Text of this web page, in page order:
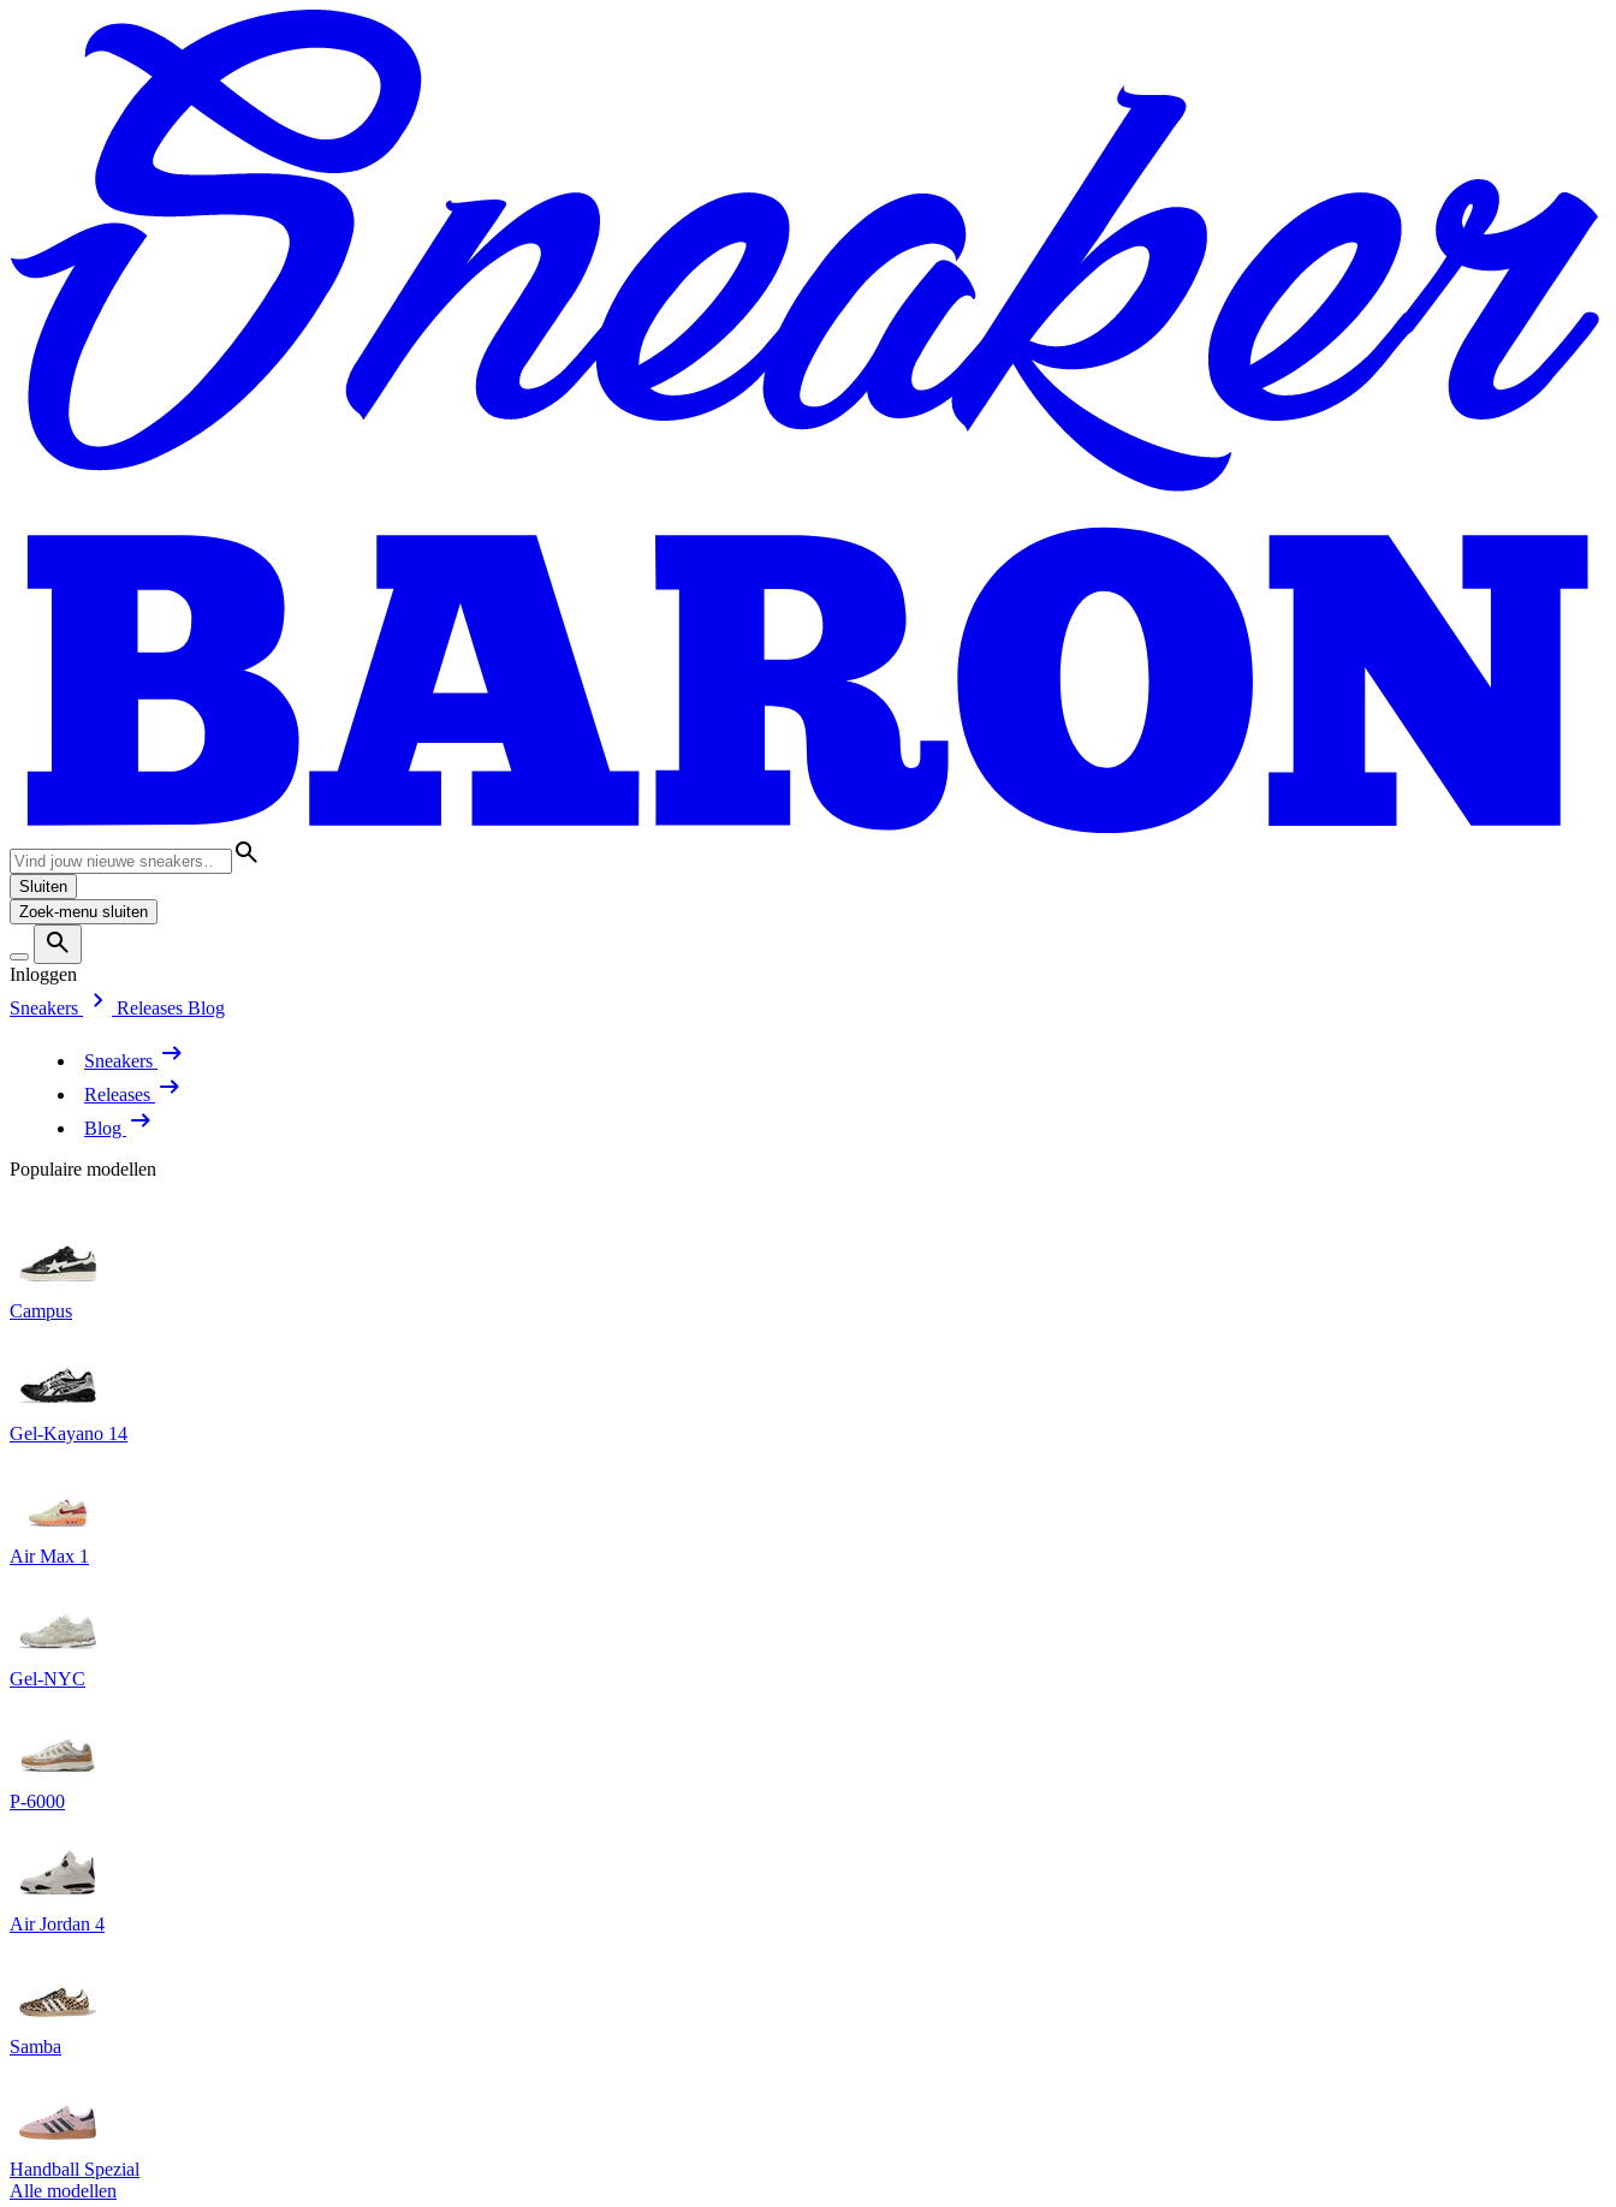
Sluiten
Zoek-menu sluiten
Inloggen
Sneakers
Releases Blog
Sneakers
Releases
Blog
Populaire modellen
Campus
Gel-Kayano 14
Air Max 1
Gel-NYC
P-6000
Air Jordan 4
Samba
Handball Spezial
Alle modellen